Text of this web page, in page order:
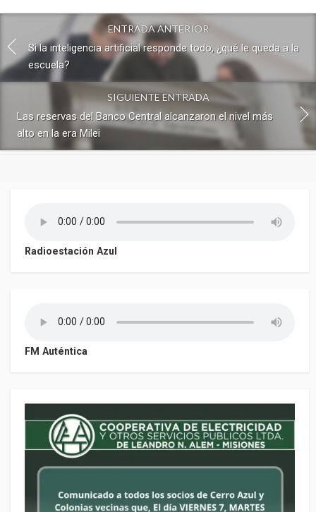
ENTRADA ANTERIOR
Si la inteligencia artificial responde todo, ¿qué le queda a la
escuela?
SIGUIENTE ENTRADA
Las reservas del Banco Central alcanzaron el nivel más
alto en la era Milei
Radioestación Azul
FM Auténtica